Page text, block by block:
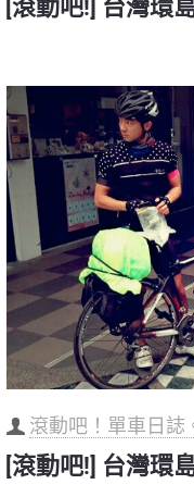
[滾動吧!] 台灣環
滾動吧！單車日誌
[滾動吧!] 台灣環